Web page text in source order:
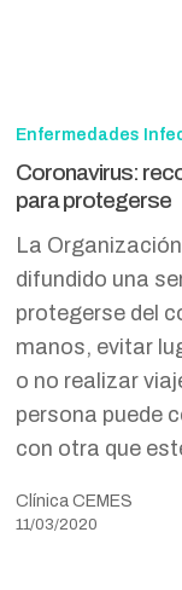
recomendaciones
de
OMS
para
protegerse
Enfermedades
Coronavirus:
para protegerse
La
difundido una
protegerse del
manos, evitar
o no realizar
persona puede
con otra que
Clínica CEMES
11/03/2020